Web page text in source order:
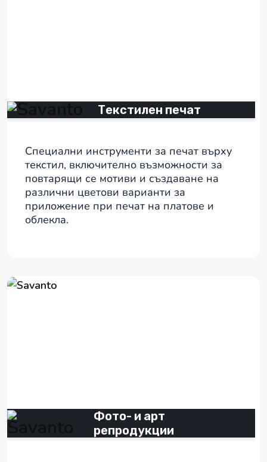
Текстилен печат
Специални инструменти за печат върху
текстил, включително възможности за
повтарящи се мотиви и създаване на
различни цветови варианти за
приложение при печат на платове и
облекла.
Фото- и арт
репродукции